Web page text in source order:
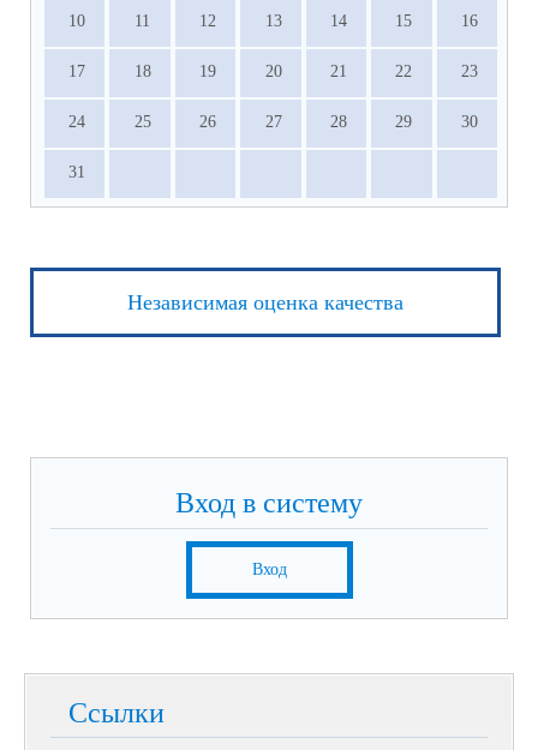
10 11 12 13 14 15 16
17 18 19 20 21 22 23
24 25 26 27 28 29 30
31
Независимая оценка качества
Вход в систему
Вход
Ссылки